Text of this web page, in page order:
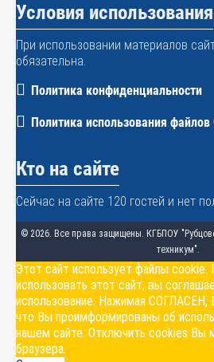
Условия использования
При использовании материалов
обязательна.
Политика конфиденциальности
Политика использования файлов
Кто на сайте
Сейчас на сайте 120 гостей и нет
© 2026. Все права защищены. КГБПОУ
техникум".
Этот сайт использует файлы
использовать этот сайт, вы
использование. Нажимая
что Вы проимформированы об
нашем сайте. Отключить cookies Вы
браузера.